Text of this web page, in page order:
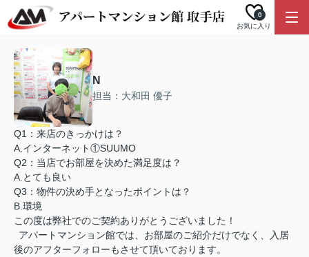
お気に入り
0
N
担当：大和田 優子
Q1：来店のきっかけは？
A.インターネット①SUUMO
Q2：当店でお部屋を決めた満足度は？
A.とても良い
Q3：物件の決め手となったポイントは？
B.環境
この度は弊社でのご契約ありがとうございました！
アパートマンション館では、お部屋のご紹介だけでなく、入居
後のアフターフォローもさせて頂いております。